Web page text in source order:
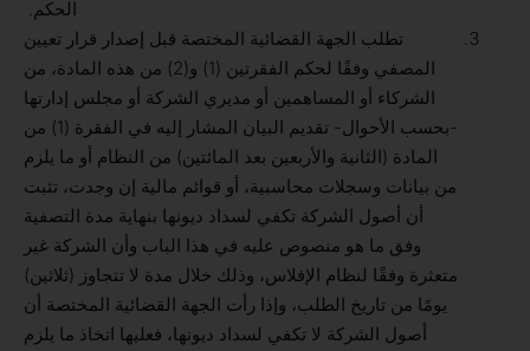
الحكم.
تطلب الجهة القضائية المختصة قبل إصدار قرار تعيين
المصفي وفقًا لحكم الفقرتين (1) و(2) من هذه المادة، من
الشركاء أو المساهمين أو مديري الشركة أو مجلس إدارتها
-بحسب الأحوال- تقديم البيان المشار إليه في الفقرة (1) من
المادة (الثانية والأربعين بعد المائتين) من النظام أو ما يلزم
من بيانات وسجلات محاسبية، أو قوائم مالية إن وجدت، تثبت
أن أصول الشركة تكفي لسداد ديونها بنهاية مدة التصفية
وفق ما هو منصوص عليه في هذا الباب وأن الشركة غير
متعثرة وفقًا لنظام الإفلاس، وذلك خلال مدة لا تتجاوز (ثلاثين)
يومًا من تاريخ الطلب، وإذا رأت الجهة القضائية المختصة أن
أصول الشركة لا تكفي لسداد ديونها، فعليها اتخاذ ما يلزم